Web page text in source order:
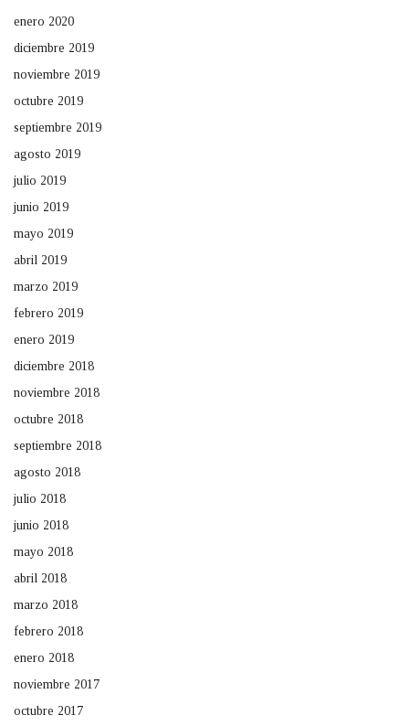
enero 2020
diciembre 2019
noviembre 2019
octubre 2019
septiembre 2019
agosto 2019
julio 2019
junio 2019
mayo 2019
abril 2019
marzo 2019
febrero 2019
enero 2019
diciembre 2018
noviembre 2018
octubre 2018
septiembre 2018
agosto 2018
julio 2018
junio 2018
mayo 2018
abril 2018
marzo 2018
febrero 2018
enero 2018
noviembre 2017
octubre 2017